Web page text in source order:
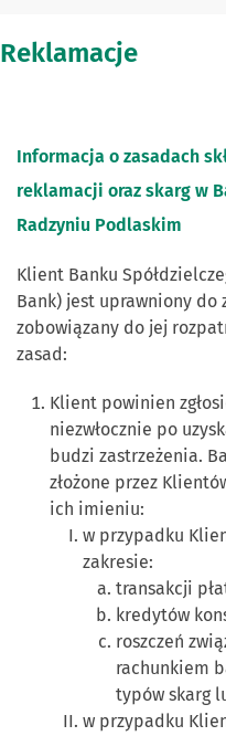
Reklamacje
Informacja o zasadach
reklamacji oraz skarg w
Radzyniu Podlaskim
Klient Banku
Bank) jest uprawniony do
zobowiązany do jej
zasad:
Klient powinien
niezwłocznie po
budzi zastrzeżenia.
złożone przez
ich imieniu:
w przypadku
zakresie:
transakcji
kredytów
roszczeń
rachunkiem
typów skarg
w przypadku